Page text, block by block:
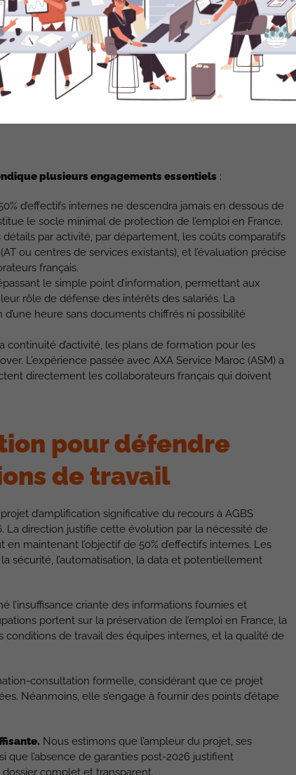
et l’exploitation de production soulève des
supplémentaire de formation et d’intégration d’équipes
sans que cet impact ne soit précisément évalué ni
pour protéger
plusieurs engagements essentiels :
d’effectifs internes ne descendra jamais en dessous de
le socle minimal de protection de l’emploi en France.
par activité, par département, les coûts comparatifs
ou centres de services existants), et l’évaluation précise
français.
le simple point d’information, permettant aux
rôle de défense des intérêts des salariés. La
heure sans documents chiffrés ni possibilité
d’activité, les plans de formation pour les
L’expérience passée avec AXA Service Maroc (ASM) a
directement les collaborateurs français qui doivent
pour défendre
de travail
d’amplification significative du recours à AGBS
La direction justifie cette évolution par la nécessité de
maintenant l’objectif de 50% d’effectifs internes. Les
sécurité, l’automatisation, la data et potentiellement
l’insuffisance criante des informations fournies et
portent sur la préservation de l’emploi en France, la
conditions de travail des équipes internes, et la qualité de
consultation formelle, considérant que ce projet
Néanmoins, elle s’engage à fournir des points d’étape
Nous estimons que l’ampleur du projet, ses
que l’absence de garanties post-2026 justifient
complet et transparent.